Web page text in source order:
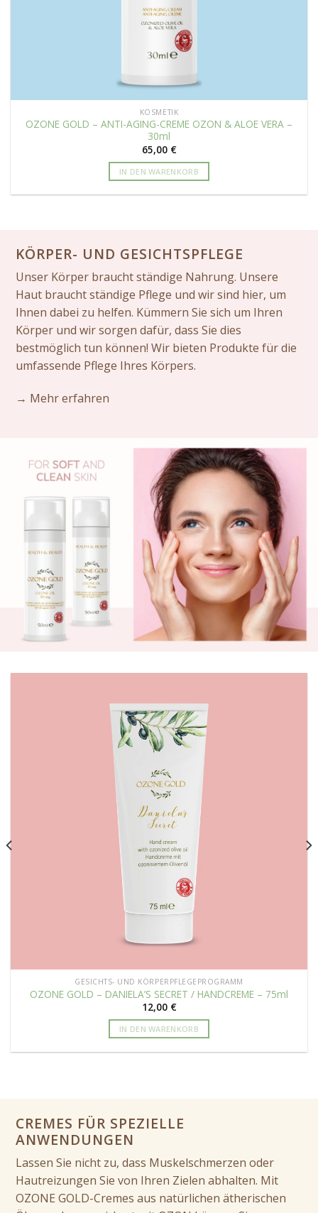
KOSMETIK
OZONE GOLD – ANTI-AGING-CREME OZON & ALOE VERA –
30ml
65,00 €
IN DEN WARENKORB
KÖRPER- UND GESICHTSPFLEGE
Unser Körper braucht ständige Nahrung. Unsere
Haut braucht ständige Pflege und wir sind hier, um
Ihnen dabei zu helfen. Kümmern Sie sich um Ihren
Körper und wir sorgen dafür, dass Sie dies
bestmöglich tun können! Wir bieten Produkte für die
umfassende Pflege Ihres Körpers.
→ Mehr erfahren
GESICHTS- UND KÖRPERPFLEGEPROGRAMM
OZONE GOLD – DANIELA’S SECRET / HANDCREME – 75ml
12,00 €
IN DEN WARENKORB
CREMES FÜR SPEZIELLE
ANWENDUNGEN
Lassen Sie nicht zu, dass Muskelschmerzen oder
Hautreizungen Sie von Ihren Zielen abhalten. Mit
OZONE GOLD-Cremes aus natürlichen ätherischen